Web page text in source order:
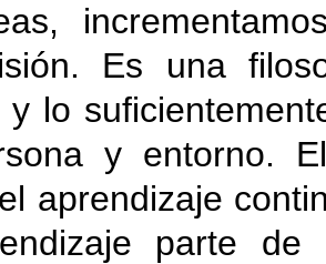
Es una
y lo
y entorno.
aprendizaje
parte